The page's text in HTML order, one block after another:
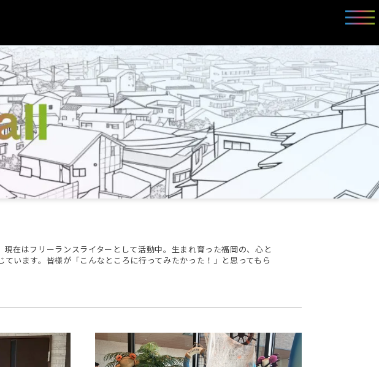
在はフリーランスライターとして活動中。生まれ育った福岡の、心と
います。皆様が「こんなところに行ってみたかった！」と思ってもら